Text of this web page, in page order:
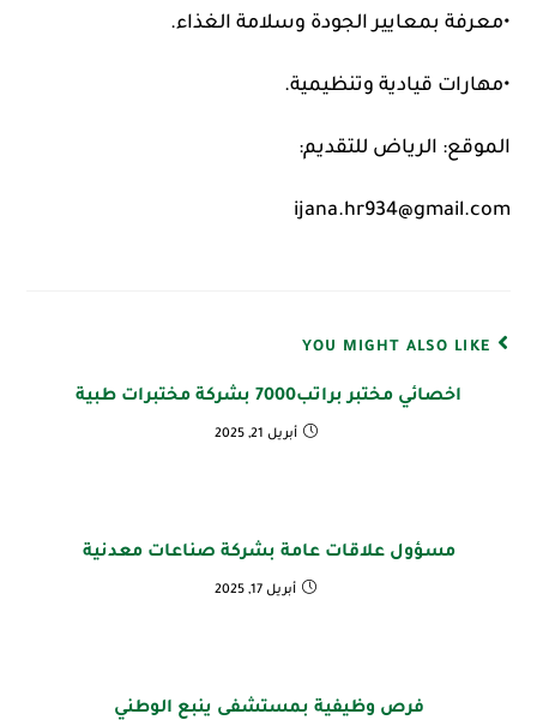
•معرفة بمعايير الجودة وسلامة الغذاء.
•مهارات قيادية وتنظيمية.
الموقع: الرياض للتقديم:
ijana.hr934@gmail.com
YOU MIGHT ALSO LIKE
اخصائي مختبر براتب7000 بشركة مختبرات طبية
أبريل 21, 2025
مسؤول علاقات عامة بشركة صناعات معدنية
أبريل 17, 2025
فرص وظيفية بمستشفى ينبع الوطني